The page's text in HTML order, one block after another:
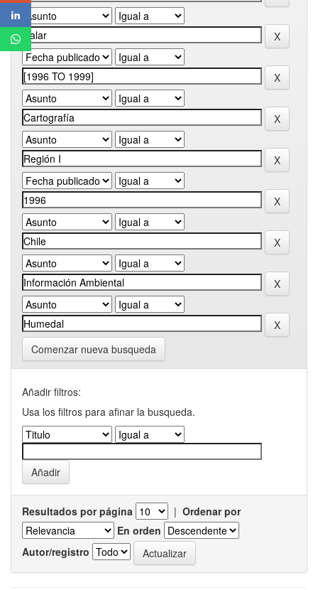
Comenzar nueva busqueda
Añadir filtros:
Usa los filtros para afinar la busqueda.
Resultados por página | Ordenar por
En orden
Autor/registro